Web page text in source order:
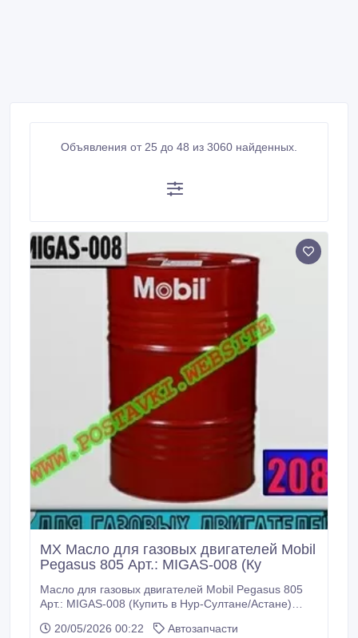
Объявления от 25 до 48 из 3060 найденных.
MX Масло для газовых двигателей Mobil
Pegasus 805 Арт.: MIGAS-008 (Ку
Масло для газовых двигателей Mobil Pegasus 805
Арт.: MIGAS-008 (Купить в Нур-Султане/Астане)
для газовых двигателей, обладающее очень
20/05/2026 00:22
Автозапчасти